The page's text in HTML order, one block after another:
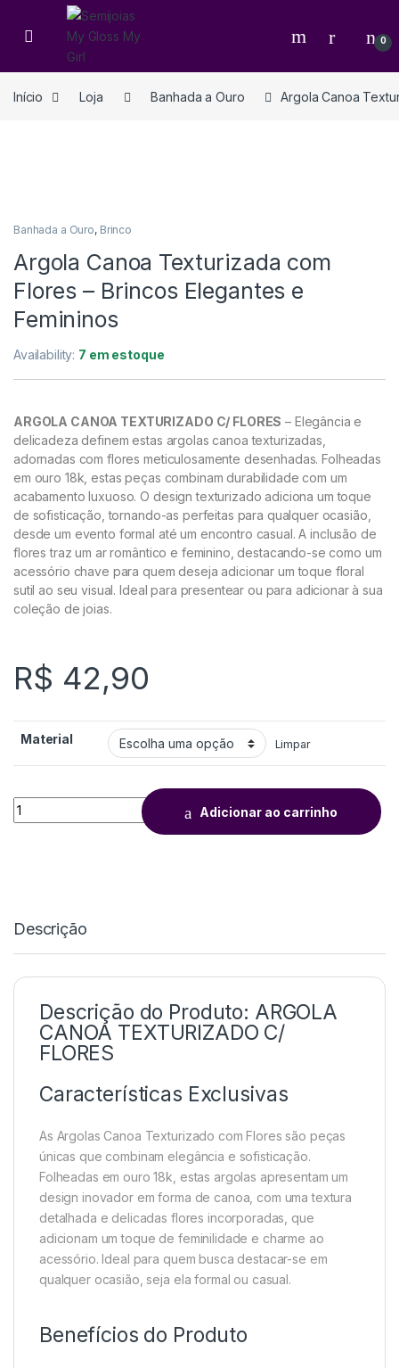
0
Início Loja Banhada a Ouro Argola Canoa
Banhada a Ouro, Brinco
Argola Canoa Texturizada com
Flores – Brincos Elegantes e
Femininos
Availability: 7 em estoque
ARGOLA CANOA TEXTURIZADO C/ FLORES – Elegância e
delicadeza definem estas argolas canoa texturizadas,
adornadas com flores meticulosamente desenhadas. Folheadas
em ouro 18k, estas peças combinam durabilidade com um
acabamento luxuoso. O design texturizado adiciona um toque
de sofisticação, tornando-as perfeitas para qualquer ocasião,
desde um evento formal até um encontro casual. A inclusão de
flores traz um ar romântico e feminino, destacando-se como um
acessório chave para quem deseja adicionar um toque floral
sutil ao seu visual. Ideal para presentear ou para adicionar à sua
coleção de joias.
R$ 42,90
Material Limpar
Adicionar ao carrinho
Descrição
Descrição do Produto: ARGOLA
CANOA TEXTURIZADO C/
FLORES
Características Exclusivas
As Argolas Canoa Texturizado com Flores são peças
únicas que combinam elegância e sofisticação.
Folheadas em ouro 18k, estas argolas apresentam um
design inovador em forma de canoa, com uma textura
detalhada e delicadas flores incorporadas, que
adicionam um toque de feminilidade e charme ao
acessório. Ideal para quem busca destacar-se em
qualquer ocasião, seja ela formal ou casual.
Benefícios do Produto